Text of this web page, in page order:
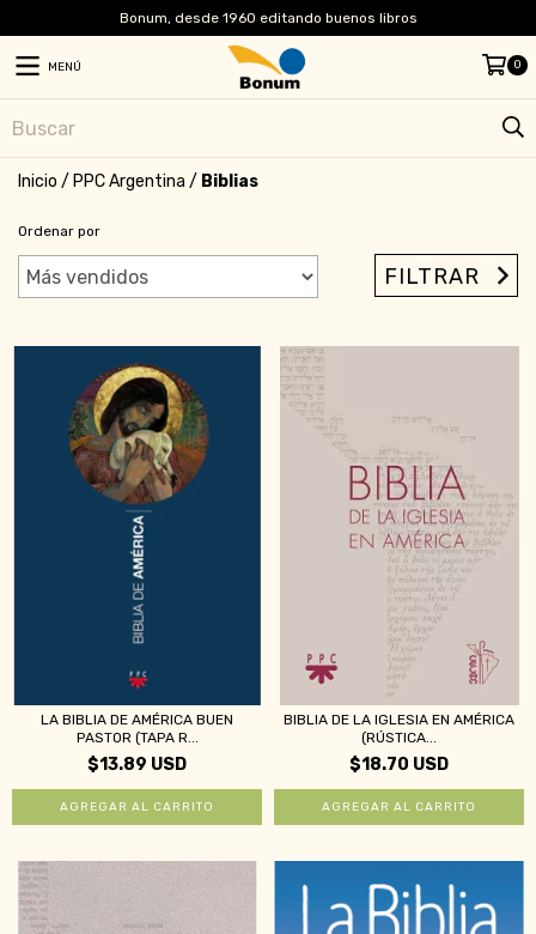
Bonum, desde 1960 editando buenos libros
MENÚ 0
Inicio / PPC Argentina / Biblias
Ordenar por
FILTRAR
LA BIBLIA DE AMÉRICA BUEN
PASTOR (TAPA R...
$13.89 USD
BIBLIA DE LA IGLESIA EN AMÉRICA
(RÚSTICA...
$18.70 USD